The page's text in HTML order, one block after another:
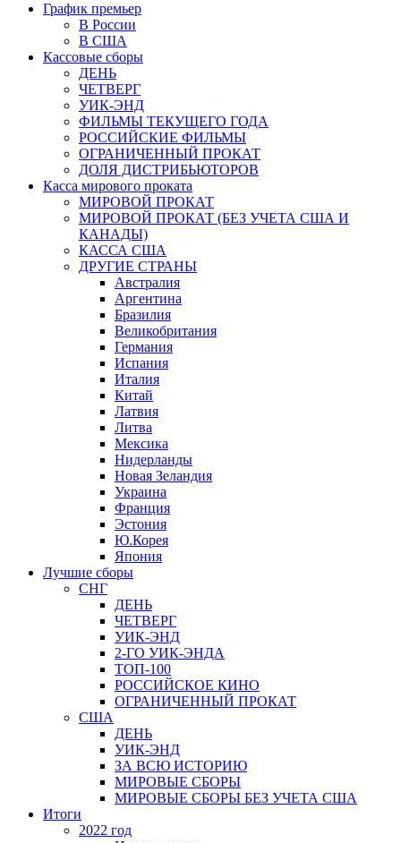
График премьер
В России
В США
Кассовые сборы
ДЕНЬ
ЧЕТВЕРГ
УИК-ЭНД
ФИЛЬМЫ ТЕКУЩЕГО ГОДА
РОССИЙСКИЕ ФИЛЬМЫ
ОГРАНИЧЕННЫЙ ПРОКАТ
ДОЛЯ ДИСТРИБЬЮТОРОВ
Касса мирового проката
МИРОВОЙ ПРОКАТ
МИРОВОЙ ПРОКАТ (БЕЗ УЧЕТА США И
КАНАДЫ)
КАССА США
ДРУГИЕ СТРАНЫ
Австралия
Аргентина
Бразилия
Великобритания
Германия
Испания
Италия
Китай
Латвия
Литва
Мексика
Нидерланды
Новая Зеландия
Украина
Франция
Эстония
Ю.Корея
Япония
Лучшие сборы
СНГ
ДЕНЬ
ЧЕТВЕРГ
УИК-ЭНД
2-ГО УИК-ЭНДА
ТОП-100
РОССИЙСКОЕ КИНО
ОГРАНИЧЕННЫЙ ПРОКАТ
США
ДЕНЬ
УИК-ЭНД
ЗА ВСЮ ИСТОРИЮ
МИРОВЫЕ СБОРЫ
МИРОВЫЕ СБОРЫ БЕЗ УЧЕТА США
Итоги
2022 год